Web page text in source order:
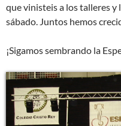
que vinisteis a los talleres y
sábado. Juntos hemos
¡Sigamos sembrando la